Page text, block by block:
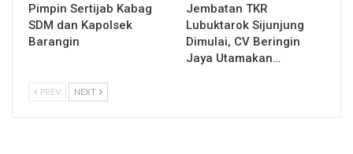
Pimpin Sertijab Kabag
SDM dan Kapolsek
Barangin
Jembatan TKR
Lubuktarok Sijunjung
Dimulai, CV Beringin
Jaya Utamakan…
PREV NEXT